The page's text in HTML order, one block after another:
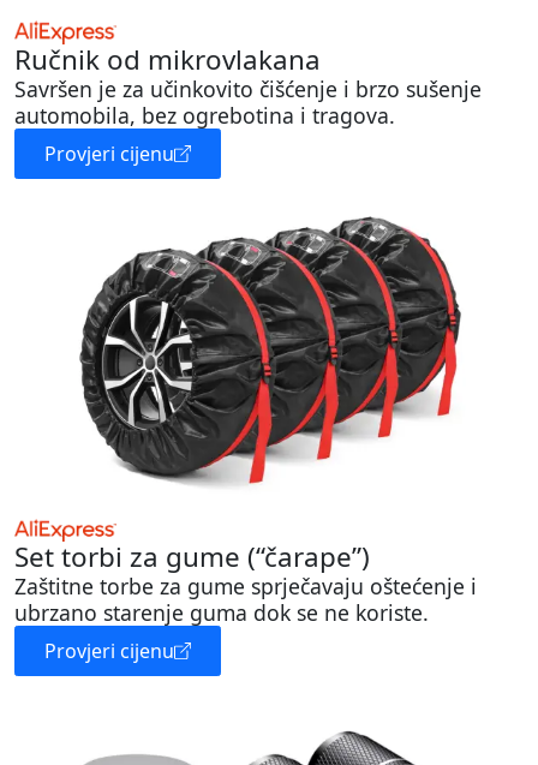
Ručnik od mikrovlakana
Savršen je za učinkovito čišćenje i brzo sušenje
automobila, bez ogrebotina i tragova.
Provjeri cijenu
Set torbi za gume (“čarape”)
Zaštitne torbe za gume sprječavaju oštećenje i
ubrzano starenje guma dok se ne koriste.
Provjeri cijenu